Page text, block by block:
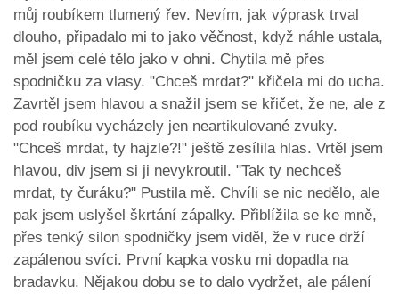
můj roubíkem tlumený řev. Nevím, jak výprask trval
dlouho, připadalo mi to jako věčnost, když náhle ustala,
měl jsem celé tělo jako v ohni. Chytila mě přes
spodničku za vlasy. "Chceš mrdat?" křičela mi do ucha.
Zavrtěl jsem hlavou a snažil jsem se křičet, že ne, ale z
pod roubíku vycházely jen neartikulované zvuky.
"Chceš mrdat, ty hajzle?!" ještě zesílila hlas. Vrtěl jsem
hlavou, div jsem si ji nevykroutil. "Tak ty nechceš
mrdat, ty čuráku?" Pustila mě. Chvíli se nic nedělo, ale
pak jsem uslyšel škrtání zápalky. Přiblížila se ke mně,
přes tenký silon spodničky jsem viděl, že v ruce drží
zapálenou svíci. První kapka vosku mi dopadla na
bradavku. Nějakou dobu se to dalo vydržet, ale pálení